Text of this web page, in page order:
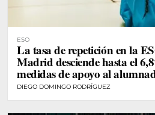
ESO
La tasa de repetición en la
Madrid desciende hasta el
medidas de apoyo al
DIEGO DOMINGO RODRÍGUEZ